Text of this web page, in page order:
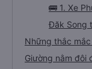
🚌 1. Xe
Đăk Song
Những thắc
Giường nằm đôi